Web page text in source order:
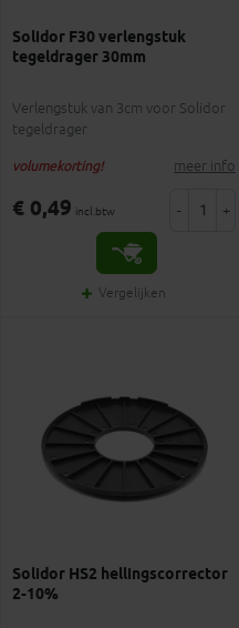
Solidor F30 verlengstuk
tegeldrager 30mm
Verlengstuk van 3cm voor Solidor
tegeldrager
volumekorting! meer info
€ 0,49 incl.btw - +
Vergelijken
Solidor HS2 hellingscorrector
2-10%